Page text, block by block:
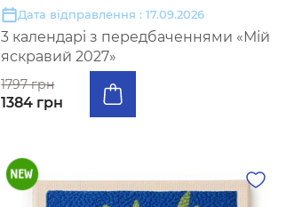
Дата відправлення : 17.09.2026
3 календарі з передбаченнями «Мій
яскравий 2027»
1797 грн
1384 грн